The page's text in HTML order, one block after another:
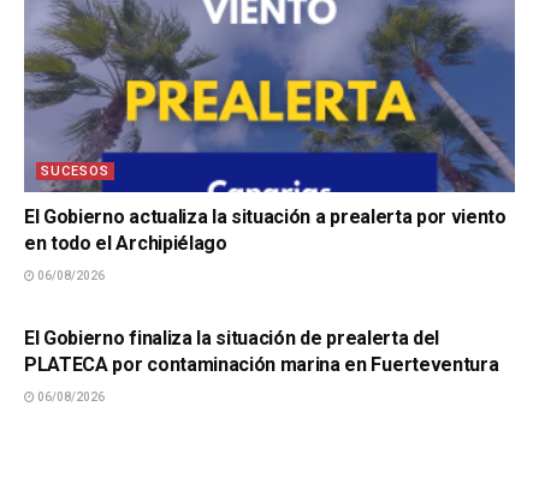
SUCESOS
El Gobierno actualiza la situación a prealerta por viento
en todo el Archipiélago
06/08/2026
El Gobierno finaliza la situación de prealerta del
PLATECA por contaminación marina en Fuerteventura
06/08/2026